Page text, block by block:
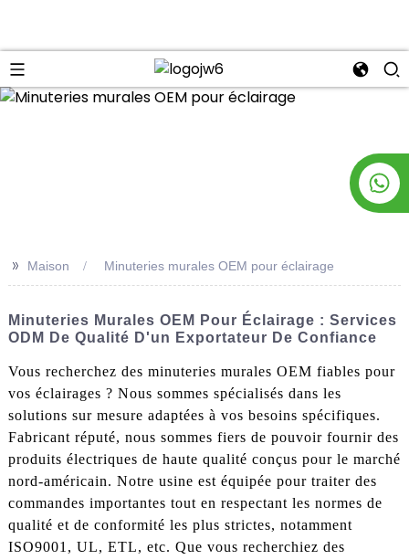
>> Maison Minuteries murales OEM pour éclairage
Minuteries Murales OEM Pour Éclairage : Services
ODM De Qualité D'un Exportateur De Confiance
Vous recherchez des minuteries murales OEM fiables pour
vos éclairages ? Nous sommes spécialisés dans les
solutions sur mesure adaptées à vos besoins spécifiques.
Fabricant réputé, nous sommes fiers de pouvoir fournir des
produits électriques de haute qualité conçus pour le marché
nord-américain. Notre usine est équipée pour traiter des
commandes importantes tout en respectant les normes de
qualité et de conformité les plus strictes, notamment
ISO9001, UL, ETL, etc. Que vous recherchiez des